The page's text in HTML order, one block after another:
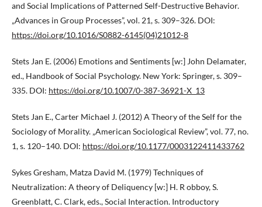
and Social Implications of Patterned Self-Destructive Behavior.
„Advances in Group Processes”, vol. 21, s. 309–326. DOI:
https://doi.org/10.1016/S0882-6145(04)21012-8
Stets Jan E. (2006) Emotions and Sentiments [w:] John Delamater,
ed., Handbook of Social Psychology. New York: Springer, s. 309–
335. DOI: https://doi.org/10.1007/0-387-36921-X_13
Stets Jan E., Carter Michael J. (2012) A Theory of the Self for the
Sociology of Morality. „American Sociological Review”, vol. 77, no.
1, s. 120–140. DOI: https://doi.org/10.1177/0003122411433762
Sykes Gresham, Matza David M. (1979) Techniques of
Neutralization: A theory of Deliquency [w:] H. R obboy, S.
Greenblatt, C. Clark, eds., Social Interaction. Introductory